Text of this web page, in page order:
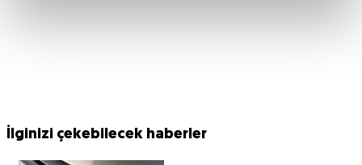
İlginizi çekebilecek haberler